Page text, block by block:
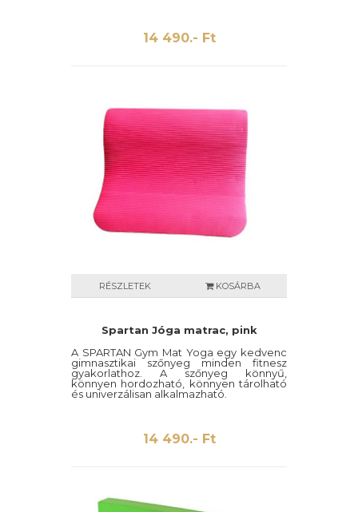
14 490.- Ft
RÉSZLETEK KOSÁRBA
Spartan Jóga matrac, pink
A SPARTAN Gym Mat Yoga egy kedvenc
gimnasztikai szőnyeg minden fitnesz
gyakorlathoz. A szőnyeg könnyű,
könnyen hordozható, könnyen tárolható
és univerzálisan alkalmazható.
14 490.- Ft